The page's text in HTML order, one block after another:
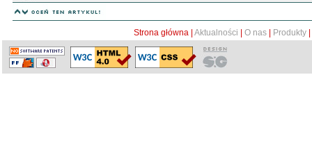
Strona główna Aktualności O nas Produkty